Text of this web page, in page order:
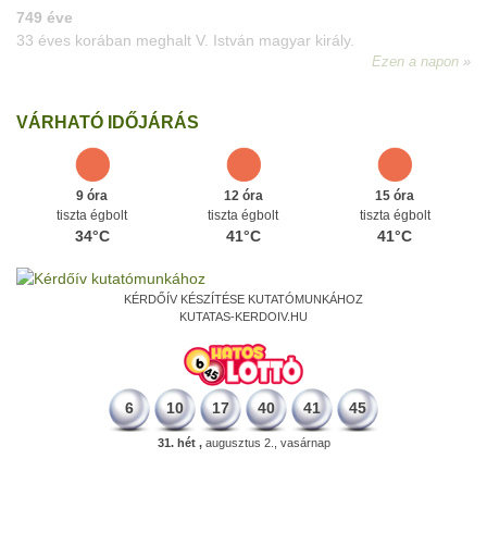
VÁRHATÓ IDŐJÁRÁS
9 óra
tiszta égbolt
34°C
12 óra
tiszta égbolt
41°C
15 óra
tiszta égbolt
41°C
KÉRDŐÍV KÉSZÍTÉSE KUTATÓMUNKÁHOZ
KUTATAS-KERDOIV.HU
6 10 17 40 41 45
31. hét ,augusztus 2., vasárnap